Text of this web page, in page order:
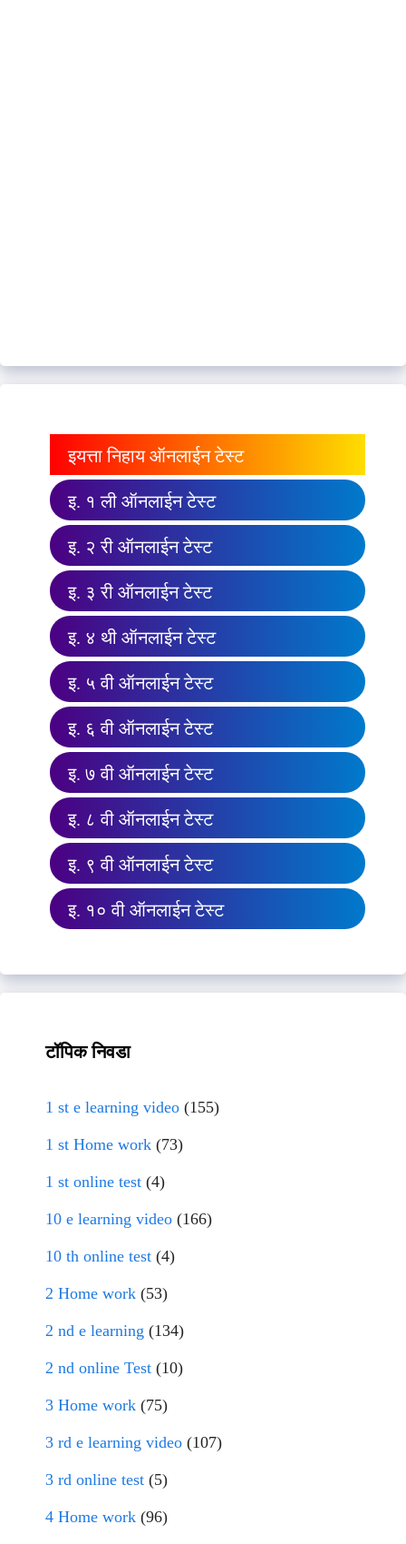
इयत्ता निहाय ऑनलाईन टेस्ट
इ. १ ली ऑनलाईन टेस्ट
इ. २ री ऑनलाईन टेस्ट
इ. ३ री ऑनलाईन टेस्ट
इ. ४ थी ऑनलाईन टेस्ट
इ. ५ वी ऑनलाईन टेस्ट
इ. ६ वी ऑनलाईन टेस्ट
इ. ७ वी ऑनलाईन टेस्ट
इ. ८ वी ऑनलाईन टेस्ट
इ. ९ वी ऑनलाईन टेस्ट
इ. १० वी ऑनलाईन टेस्ट
टॉपिक निवडा
1 st e learning video (155)
1 st Home work (73)
1 st online test (4)
10 e learning video (166)
10 th online test (4)
2 Home work (53)
2 nd e learning (134)
2 nd online Test (10)
3 Home work (75)
3 rd e learning video (107)
3 rd online test (5)
4 Home work (96)